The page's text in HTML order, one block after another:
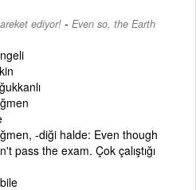
ediyor! - Even so, the Earth
-diği halde: Even though
pass the exam. Çok çalıştığı